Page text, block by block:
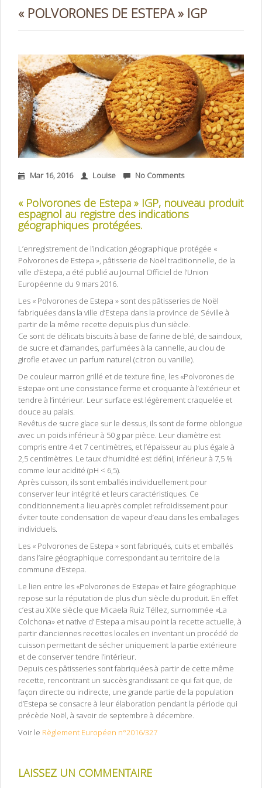
« POLVORONES DE ESTEPA » IGP
Mar 16, 2016 Louise No Comments
« Polvorones de Estepa » IGP, nouveau produit
espagnol au registre des indications
géographiques protégées.
L’enregistrement de l’indication géographique protégée «
Polvorones de Estepa », pâtisserie de Noël traditionnelle, de la
ville d’Estepa, a été publié au Journal Officiel de l’Union
Européenne du 9 mars 2016.
Les « Polvorones de Estepa » sont des pâtisseries de Noël
fabriquées dans la ville d’Estepa dans la province de Séville à
partir de la même recette depuis plus d’un siècle.
Ce sont de délicats biscuits à base de farine de blé, de saindoux,
de sucre et d’amandes, parfumées à la cannelle, au clou de
girofle et avec un parfum naturel (citron ou vanille).
De couleur marron grillé et de texture fine, les «Polvorones de
Estepa» ont une consistance ferme et croquante à l’extérieur et
tendre à l’intérieur. Leur surface est légèrement craquelée et
douce au palais.
Revêtus de sucre glace sur le dessus, ils sont de forme oblongue
avec un poids inférieur à 50 g par pièce. Leur diamètre est
compris entre 4 et 7 centimètres, et l’épaisseur au plus égale à
2,5 centimètres. Le taux d’humidité est défini, inférieur à 7,5 %
comme leur acidité (pH < 6,5).
Après cuisson, ils sont emballés individuellement pour
conserver leur intégrité et leurs caractéristiques. Ce
conditionnement a lieu après complet refroidissement pour
éviter toute condensation de vapeur d’eau dans les emballages
individuels.
Les « Polvorones de Estepa » sont fabriqués, cuits et emballés
dans l’aire géographique correspondant au territoire de la
commune d’Estepa.
Le lien entre les «Polvorones de Estepa» et l’aire géographique
repose sur la réputation de plus d’un siècle du produit. En effet
c’est au XIXe siècle que Micaela Ruiz Téllez, surnommée «La
Colchona» et native d’ Estepa a mis au point la recette actuelle, à
partir d’anciennes recettes locales en inventant un procédé de
cuisson permettant de sécher uniquement la partie extérieure
et de conserver tendre l’intérieur.
Depuis ces pâtisseries sont fabriquées à partir de cette même
recette, rencontrant un succès grandissant ce qui fait que, de
façon directe ou indirecte, une grande partie de la population
d’Estepa se consacre à leur élaboration pendant la période qui
précède Noël, à savoir de septembre à décembre.
Voir le Règlement Européen n°2016/327
LAISSEZ UN COMMENTAIRE